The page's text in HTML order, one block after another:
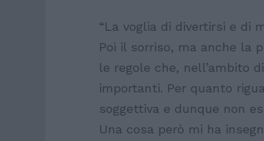
“La voglia di divertirsi e di
Poi il sorriso, ma anche la
le regole che, nell’ambito
importanti. Per quanto
soggettiva e dunque non
Una cosa però mi ha